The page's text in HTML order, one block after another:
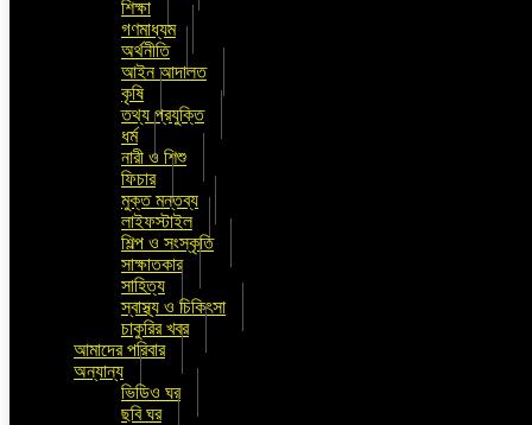
শিক্ষা
গণমাধ্যম
অর্থনীতি
আইন আদালত
কৃষি
তথ্য প্রযুক্তি
ধর্ম
নারী ও শিশু
ফিচার
মুক্ত মন্তব্য
লাইফস্টাইল
শিল্প ও সংস্কৃতি
সাক্ষাতকার
সাহিত্য
স্বাস্থ্য ও চিকিৎসা
চাকুরির খবর
আমাদের পরিবার
অন্যান্য
ভিডিও ঘর
ছবি ঘর